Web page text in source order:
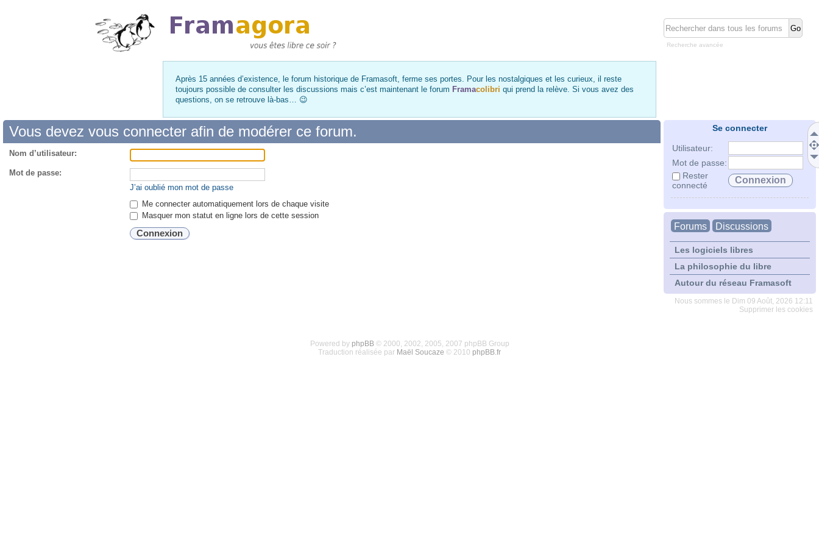
Recherche avancée
Après 15 années d’existence, le forum historique de Framasoft, ferme ses portes. Pour les nostalgiques et les curieux, il reste
toujours possible de consulter les discussions mais c’est maintenant le forum Framacolibri qui prend la relève. Si vous avez des
questions, on se retrouve là-bas… 😉
Se connecter
Utilisateur:
Mot de passe:
Rester
connecté
Forums Discussions
Les logiciels libres
La philosophie du libre
Autour du réseau Framasoft
Nous sommes le Dim 09 Août, 2026 12:11
Supprimer les cookies
Vous devez vous connecter afin de modérer ce forum.
Nom d’utilisateur:
Mot de passe:
J’ai oublié mon mot de passe
Me connecter automatiquement lors de chaque visite
Masquer mon statut en ligne lors de cette session
Powered by phpBB© 2000, 2002, 2005, 2007 phpBB Group
Traduction réalisée par Maël Soucaze © 2010 phpBB.fr